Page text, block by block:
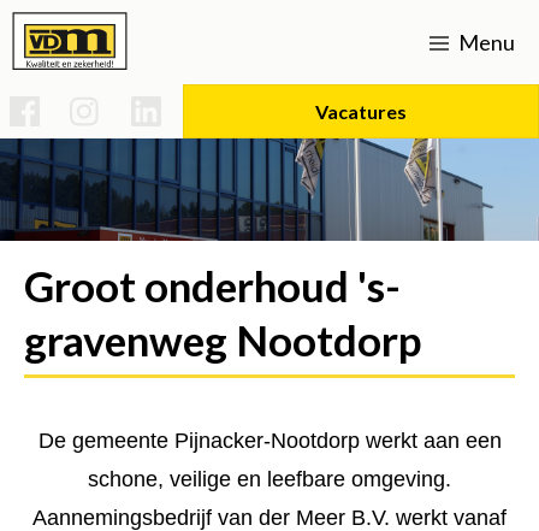
Menu
Vacatures
Werken bij
Vacatures
Uitvoerder Sportparken & Groenvoorziening
Kraanmachinist
Uitvoerder Civiel
Opleidingen
Uitvoerder bouw/infra
Vakman gww
Over ons
Strategisch beleid
Duurzaamheid (mvo)
CO2 prestatieladder 5
Historie
Expertises
Onderhoud L-V
Groot onderhoud 's-gravenweg Nootdorp
Rioleringen
Bouw- en woonrijp maken
Contact
Groot onderhoud 's-
gravenweg Nootdorp
De gemeente Pijnacker-Nootdorp werkt aan een
schone, veilige en leefbare omgeving.
Aannemingsbedrijf van der Meer B.V. werkt vanaf